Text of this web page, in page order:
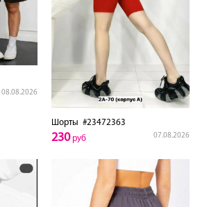
08.08.2026
Шорты #23472363
07.08.2026
230руб